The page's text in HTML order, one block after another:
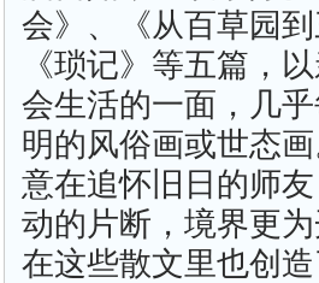
会》、《从百草园
《琐记》等五篇，
会生活的一面，几
明的风俗画或世态
意在追怀旧日的师
动的片断，境界更
在这些散文里也创